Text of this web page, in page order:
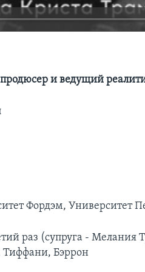
и ведущий
Фордэм, Университет
раз (супруга - Мелания
Бэррон